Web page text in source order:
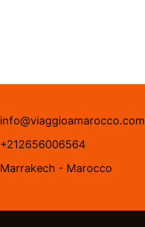
info@viaggioamarocco.com
+212656006564
Marrakech - Marocco